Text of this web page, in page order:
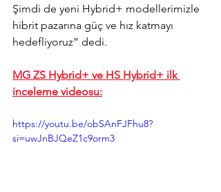
Şimdi de yeni Hybrid+ modellerimizle
hibrit pazarına güç ve hız katmayı
hedefliyoruz” dedi.
MG ZS Hybrid+ ve HS Hybrid+ ilk
inceleme videosu:
https://youtu.be/obSAnFJFhu8?
si=uwJnBJQeZ1c9orm3